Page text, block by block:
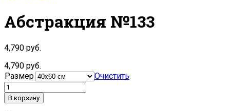
Абстракция №133
4,790 руб.
4,790 руб.
Размер
Очистить
В корзину